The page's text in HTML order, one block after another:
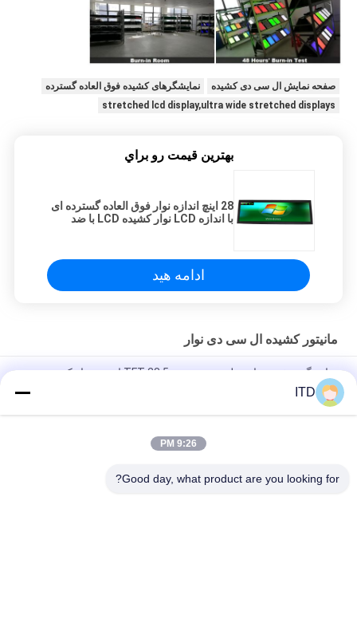
صفحه نمایش ال سی دی کشیده
نمایشگرهای کشیده فوق العاده گسترده
stretched lcd display,ultra wide stretched displays
بهترين قيمت رو براي
28 اینچ اندازه نوار فوق العاده گسترده ای
با اندازه LCD نوار کشیده LCD با ضد
ادامه هید
مانیتور کشیده ال سی دی نوار
نمایشگر صفحه نمایش لمسی صنعتی TFT 28.5 اینچی نوار کشیده
برای قفسه فروشگاه سوپر مارکت
TFT 36.6'' بار کشش صفحه نمایش LCD نمایشگر صفحه نمایش لمسی
ITD
9:26 PM
Good day, what product are you looking for?